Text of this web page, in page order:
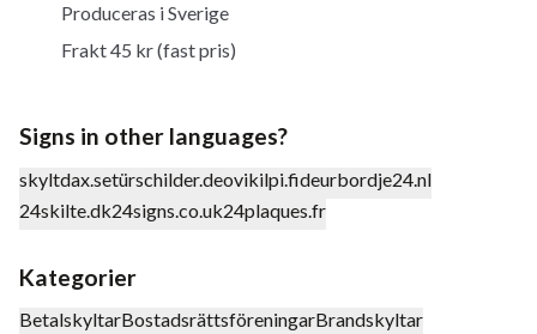
Produceras i Sverige
Frakt 45 kr (fast pris)
Signs in other languages?
skyltdax.setürschilder.deovikilpi.fideurbordje24.nl
24skilte.dk24signs.co.uk24plaques.fr
Kategorier
BetalskyltarBostadsrättsföreningarBrandskyltar